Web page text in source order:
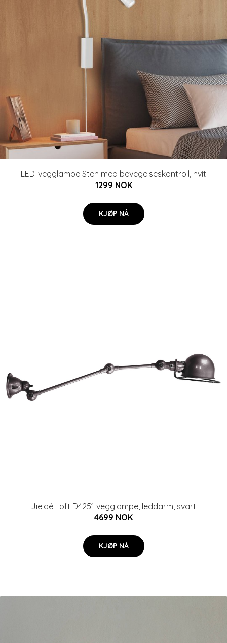
LED-vegglampe Sten med bevegelseskontroll, hvit
1299 NOK
KJØP NÅ
Jieldé Loft D4251 vegglampe, leddarm, svart
4699 NOK
KJØP NÅ